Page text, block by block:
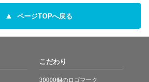
ページTOPへ戻る
こだわり
30000個のロゴマーク